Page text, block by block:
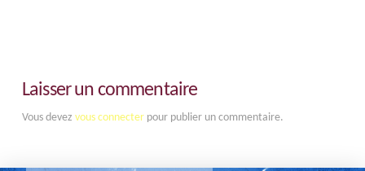
Laisser un commentaire
Vous devez vous connecterpour publier un commentaire.